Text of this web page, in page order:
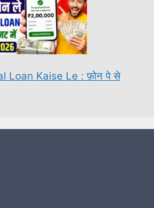
Loan Kaise Le : फ़ोन पे से